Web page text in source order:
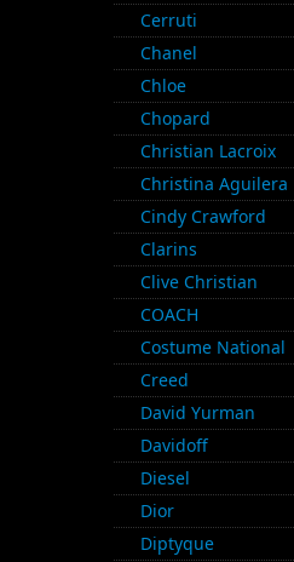
Cerruti
Chanel
Chloe
Chopard
Christian Lacroix
Christina Aguilera
Cindy Crawford
Clarins
Clive Christian
COACH
Costume National
Creed
David Yurman
Davidoff
Diesel
Dior
Diptyque